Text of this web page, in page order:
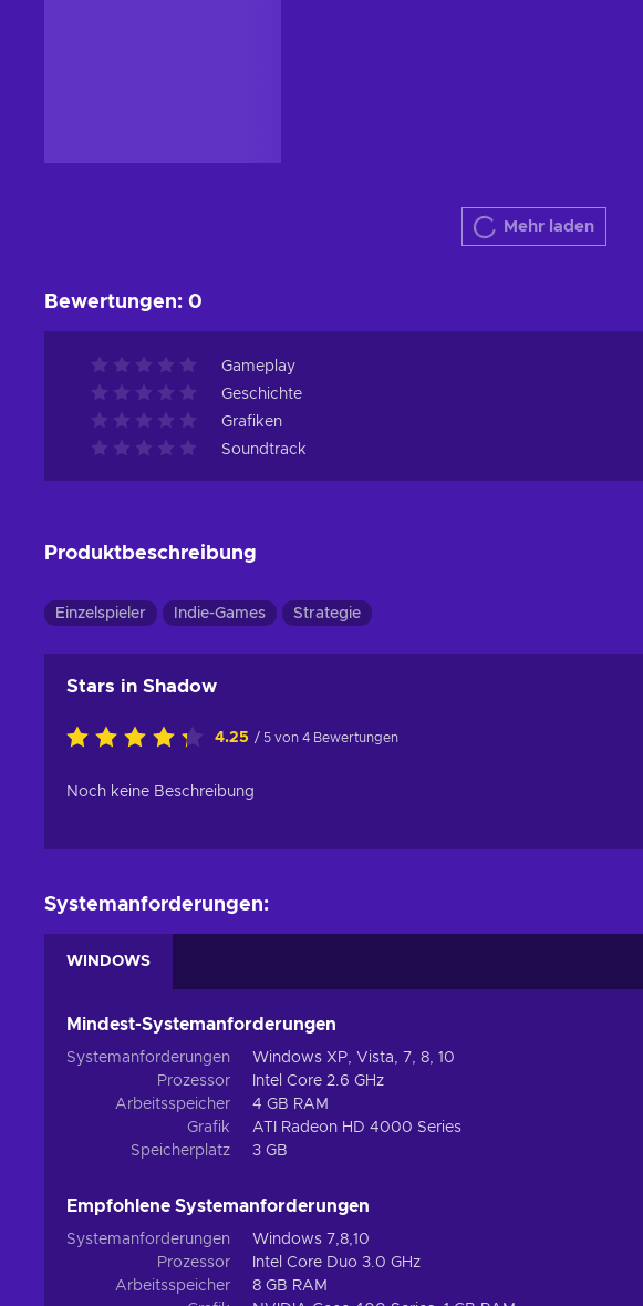
Mehr laden
Bewertungen: 0
Gameplay
Geschichte
Grafiken
Soundtrack
Produktbeschreibung
Einzelspieler Indie-Games Strategie
Stars in Shadow
4.25 / 5 von 4 Bewertungen
Noch keine Beschreibung
Systemanforderungen:
WINDOWS
Mindest-Systemanforderungen
Systemanforderungen
Windows XP, Vista, 7, 8, 10
Prozessor
Intel Core 2.6 GHz
Arbeitsspeicher
4 GB RAM
Grafik
ATI Radeon HD 4000 Series
Speicherplatz
3 GB
Empfohlene Systemanforderungen
Systemanforderungen
Windows 7,8,10
Prozessor
Intel Core Duo 3.0 GHz
Arbeitsspeicher
8 GB RAM